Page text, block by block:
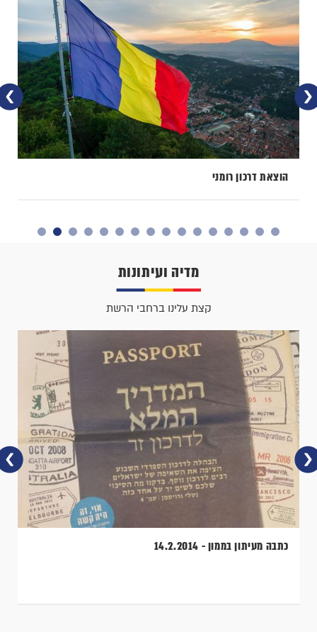
הוצאת דרכון רומני
מדיה ועיתונות
קצת עלינו ברחבי הרשת
כתבה מעיתון בממון - 14.2.2014